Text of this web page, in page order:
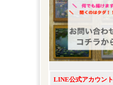
LINE公式アカウント